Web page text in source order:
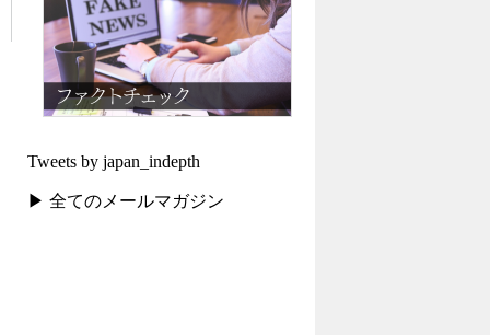
Tweets by japan_indepth
▶ 全てのメールマガジン